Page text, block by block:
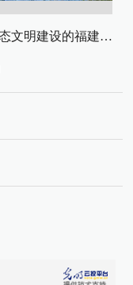
数字生态文明建设的福建路径与启示